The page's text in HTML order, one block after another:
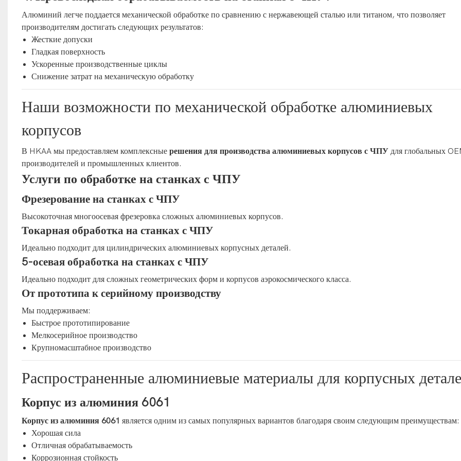
Алюминий легче поддается механической обработке по сравнению с нержавеющей сталью или титаном, что позволяет
производителям достигать следующих результатов:
Жесткие допуски
Гладкая поверхность
Ускоренные производственные циклы
Снижение затрат на механическую обработку
Наши возможности по механической обработке алюминиевых
корпусов
В HKAA мы предоставляем комплексные решения для производства алюминиевых корпусов с ЧПУдля глобальных
производителей и промышленных клиентов.
Услуги по обработке на станках с ЧПУ
Фрезерование на станках с ЧПУ
Высокоточная многоосевая фрезеровка сложных алюминиевых корпусов.
Токарная обработка на станках с ЧПУ
Идеально подходит для цилиндрических алюминиевых корпусных деталей.
5-осевая обработка на станках с ЧПУ
Идеально подходит для сложных геометрических форм и корпусов аэрокосмического класса.
От прототипа к серийному производству
Мы поддерживаем:
Быстрое прототипирование
Мелкосерийное производство
Крупномасштабное производство
Распространенные алюминиевые материалы для корпусных
Корпус из алюминия 6061
Корпус из алюминия 6061 является одним из самых популярных вариантов благодаря своим следующим преимуществам:
Хорошая сила
Отличная обрабатываемость
Коррозионная стойкость